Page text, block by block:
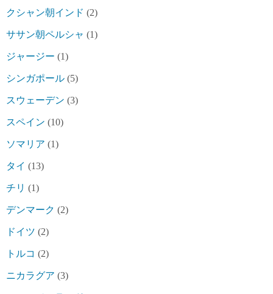
クシャン朝インド (2)
ササン朝ペルシャ (1)
ジャージー (1)
シンガポール (5)
スウェーデン (3)
スペイン (10)
ソマリア (1)
タイ (13)
チリ (1)
デンマーク (2)
ドイツ (2)
トルコ (2)
ニカラグア (3)